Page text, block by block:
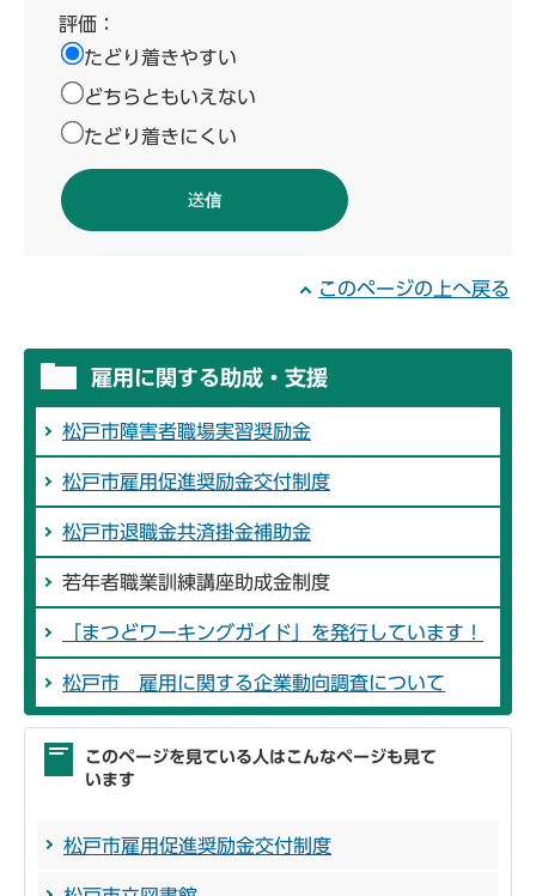
評価：
たどり着きやすい
どちらともいえない
たどり着きにくい
このページの上へ戻る
雇用に関する助成・支援
松戸市障害者職場実習奨励金
松戸市雇用促進奨励金交付制度
松戸市退職金共済掛金補助金
若年者職業訓練講座助成金制度
「まつどワーキングガイド」を発行しています！
松戸市 雇用に関する企業動向調査について
このページを見ている人はこんなページも見て
います
松戸市雇用促進奨励金交付制度